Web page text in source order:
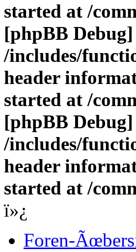
started at /
[phpBB
/includes/
header
started at /
[phpBB
/includes/
header
started at /
ï»¿
Foren-